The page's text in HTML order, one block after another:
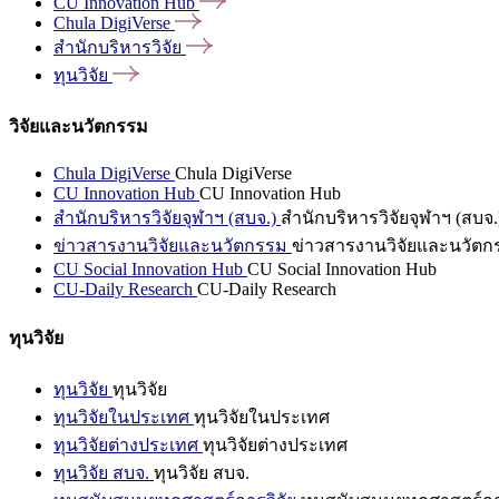
Chula DigiVerse
สำนักบริหารวิจัย
ทุนวิจัย
วิจัยและนวัตกรรม
Chula DigiVerse Chula DigiVerse
CU Innovation Hub CU Innovation Hub
สำนักบริหารวิจัยจุฬาฯ (สบจ.) สำนักบริหารวิจัยจุฬาฯ (สบจ
ข่าวสารงานวิจัยและนวัตกรรม ข่าวสารงานวิจัยและนวัตก
CU Social Innovation Hub CU Social Innovation Hub
CU-Daily Research CU-Daily Research
ทุนวิจัย
ทุนวิจัย ทุนวิจัย
ทุนวิจัยในประเทศ ทุนวิจัยในประเทศ
ทุนวิจัยต่างประเทศ ทุนวิจัยต่างประเทศ
ทุนวิจัย สบจ. ทุนวิจัย สบจ.